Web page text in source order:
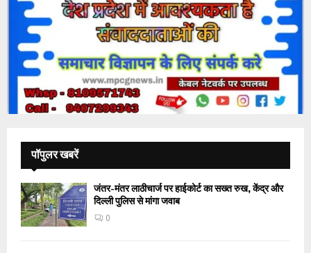
पॉपुलर खबरें
जंतर-मंतर लाठीचार्ज पर हाईकोर्ट का सख्त रुख, केंद्र और
दिल्ली पुलिस से मांगा जवाब
0